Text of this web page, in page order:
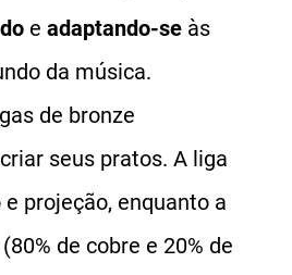
e adaptando-se às
da música.
de bronze
seus pratos. A liga
projeção, enquanto a
de cobre e 20% de